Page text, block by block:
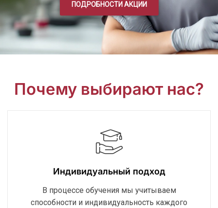
ПОДРОБНОСТИ АКЦИИ
Почему выбирают нас?
Индивидуальный подход
В процессе обучения мы учитываем
способности и индивидуальность каждого